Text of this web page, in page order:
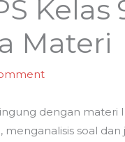
Kelas
Materi
dengan materi
soal